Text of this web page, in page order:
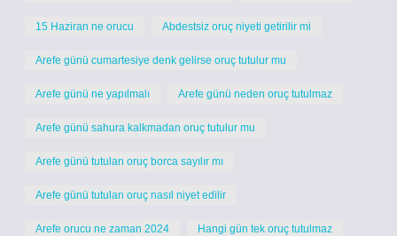
15 Haziran ne orucu Abdestsiz oruç niyeti getirilir mi
Arefe günü cumartesiye denk gelirse oruç tutulur mu
Arefe günü ne yapılmalı Arefe günü neden oruç tutulmaz
Arefe günü sahura kalkmadan oruç tutulur mu
Arefe günü tutulan oruç borca sayılır mı
Arefe günü tutulan oruç nasıl niyet edilir
Arefe orucu ne zaman 2024 Hangi gün tek oruç tutulmaz